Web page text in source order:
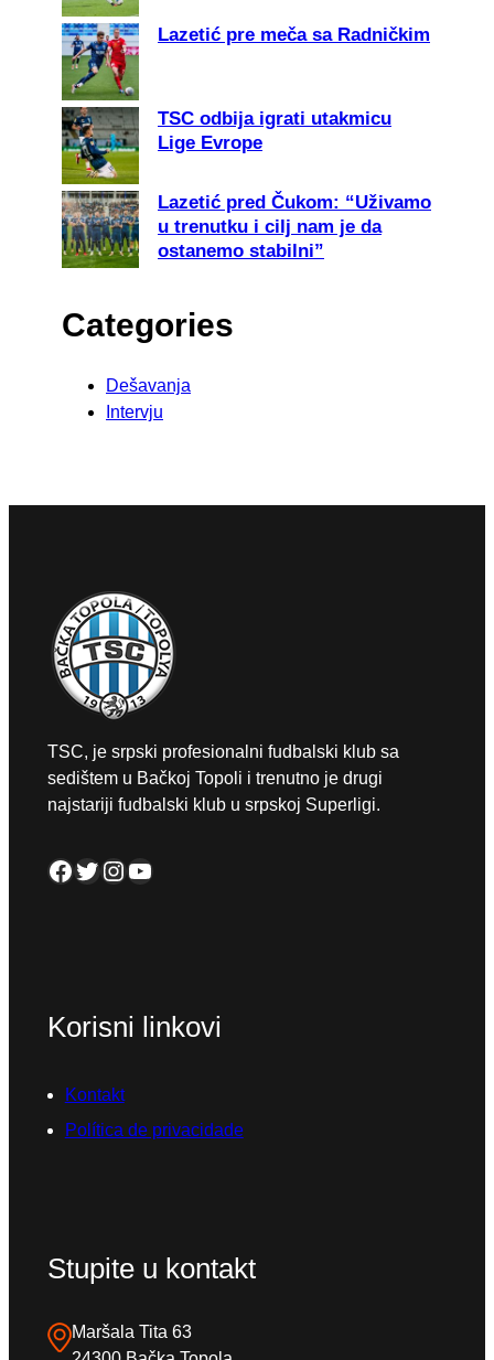
Lazetić pre meča sa Radničkim
TSC odbija igrati utakmicu
Lige Evrope
Lazetić pred Čukom: “Uživamo
u trenutku i cilj nam je da
ostanemo stabilni”
Categories
Dešavanja
Intervju
TSC, je srpski profesionalni fudbalski klub sa
sedištem u Bačkoj Topoli i trenutno je drugi
najstariji fudbalski klub u srpskoj Superligi.
Facebook Twitter Instagram YouTube
Korisni linkovi
Kontakt
Política de privacidade
Stupite u kontakt
Maršala Tita 63